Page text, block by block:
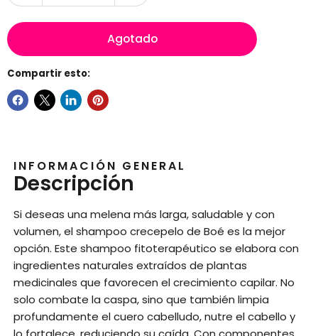
Agotado
Compartir esto:
INFORMACIÓN GENERAL
Descripción
Si deseas una melena más larga, saludable y con
volumen, el shampoo crecepelo de Boé es la mejor
opción. Este shampoo fitoterapéutico se elabora con
ingredientes naturales extraídos de plantas
medicinales que favorecen el crecimiento capilar. No
solo combate la caspa, sino que también limpia
profundamente el cuero cabelludo, nutre el cabello y